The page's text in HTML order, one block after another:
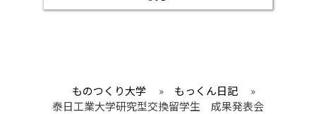
ものつくり大学 » もっくん日記
»
泰日工業大学研究型交換留学生 成果発表会